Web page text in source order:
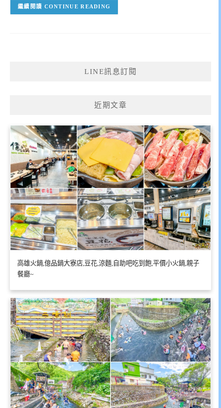
CONTINUE READING
LINE訊息訂閱
近期文章
高雄火鍋,億品鍋大寮店,豆花,涼麵,自助吧吃到飽,平價小火鍋,親子
餐廳~